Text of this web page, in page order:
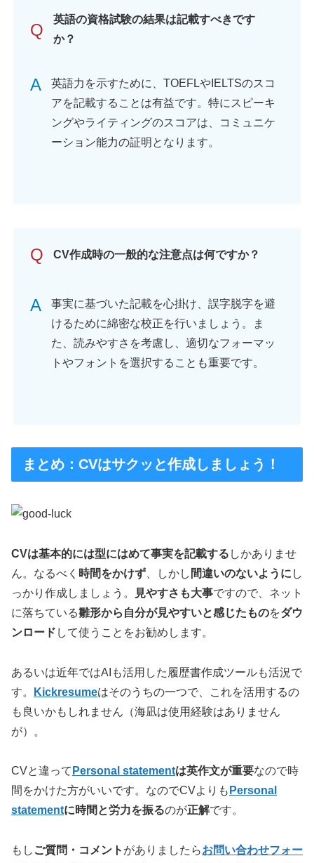
Q
英語の資格試験の結果は記載すべきです
か？
A
英語力を示すために、TOEFLやIELTSのスコ
アを記載することは有益です。特にスピーキ
ングやライティングのスコアは、コミュニケ
ーション能力の証明となります。
Q CV作成時の一般的な注意点は何ですか？
A
事実に基づいた記載を心掛け、誤字脱字を避
けるために綿密な校正を行いましょう。ま
た、読みやすさを考慮し、適切なフォーマッ
トやフォントを選択することも重要です。
まとめ：CVはサクッと作成しましょう！
CVは基本的には型にはめて事実を記載する しかありませ
ん。なるべく 時間をかけず 、しかし 間違いのないように し
っかり作成しましょう。
見やすさも大事ですので、ネット
に落ちている雛形から自分が見やすいと感じたものをダウ
ンロード して使うことをお勧めします。
あるいは近年ではAIも活用した履歴書作成ツールも活況で
す。
Kickresumeはそのうちの一つで、これを活用するの
も良いかもしれません（海凪は使用経験はありません
が）。
CVと違って Personal statementは英作文が重要なので時
間をかけた方がいいです。なのでCVよりも Personal
statementに時間と労力を振るのが正解です。
もし ご質問・コメント がありましたらお問い合わせフォー